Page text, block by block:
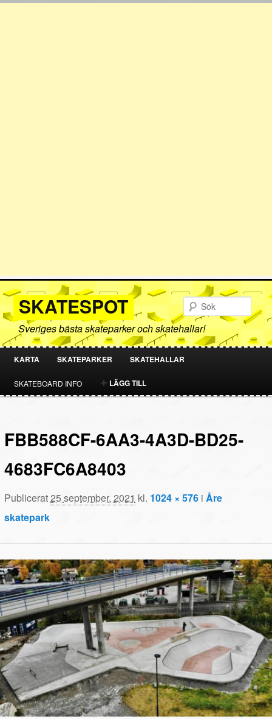
SKATESPOT
Sveriges bästa skateparker och skatehallar!
HOPPA
TILL
INNEHÅLL
HOPPA
TILL
INNEHÅLL
KARTA SKATEPARKER SKATEHALLAR
SKATEBOARD INFO LÄGG TILL
FBB588CF-6AA3-4A3D-BD25-
4683FC6A8403
Publicerat25 september, 2021 kl. 1024 × 576 iÅre
skatepark